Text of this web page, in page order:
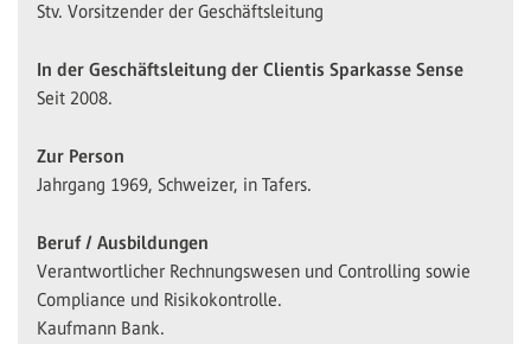
Stv. Vorsitzender der Geschäftsleitung
In der Geschäftsleitung der Clientis Sparkasse Sense
Seit 2008.
Zur Person
Jahrgang 1969, Schweizer, in Tafers.
Beruf / Ausbildungen
Verantwortlicher Rechnungswesen und Controlling sowie
Compliance und Risikokontrolle.
Kaufmann Bank.